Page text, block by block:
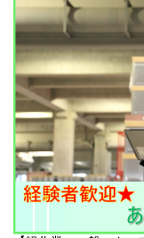
ぜひお気軽にチャレン
一緒に働きましょう！！
HP：https://
電話番号：0120-441-
ーーーーーーーーーー
【関東サービスとは？】
〇特徴その1 アット
関東サービスは暖かさ
社長の「人財を大切
が浸透しているため、
びと働いています◎
ちょっとした悩みも、
れます！
「仕事がうまくいか
などなど、なんでも気
〇アクセス
▼JRゆめ咲線:安治川
▼バイク・自転車通勤
〇お仕事環境
幅広い年代の方が活
皆様メリハリと思いや
いことも聞きやすい環
社員登用実績も多数あ
す！
安定して働きながら
しています！
是非お気軽にご応募く